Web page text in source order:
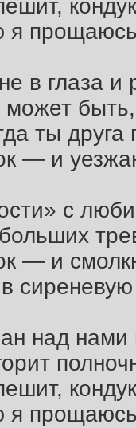
я
в глаза и
может
ты
— и
с
— и
над нами
я